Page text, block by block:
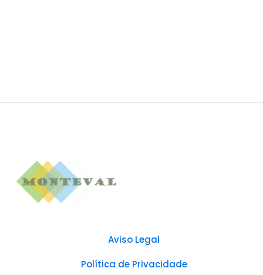
Aviso Legal
Política de Privacidade